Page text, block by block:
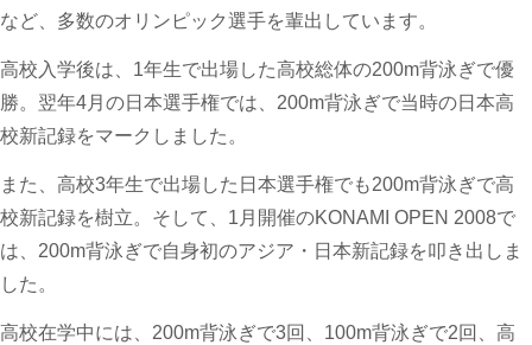
など、多数のオリンピック選手を輩出しています。
高校入学後は、1年生で出場した高校総体の200m背泳ぎで優
勝。翌年4月の日本選手権では、200m背泳ぎで当時の日本高
校新記録をマークしました。
また、高校3年生で出場した日本選手権でも200m背泳ぎで高
校新記録を樹立。そして、1月開催のKONAMI OPEN 2008で
は、200m背泳ぎで自身初のアジア・日本新記録を叩き出しま
した。
高校在学中には、200m背泳ぎで3回、100m背泳ぎで2回、高